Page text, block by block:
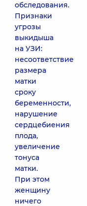
обследования.
Признаки
угрозы
выкидыша
на УЗИ:
несоответствие
размера
матки
сроку
беременности,
нарушение
сердцебиения
плода,
увеличение
тонуса
матки.
При этом
женщину
ничего